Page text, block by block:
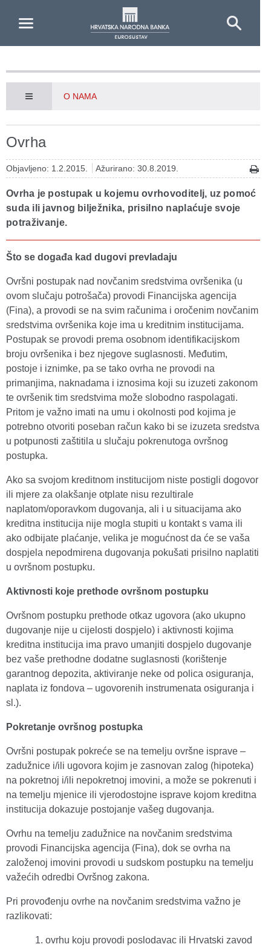
O NAMA
Ovrha
Objavljeno: 1.2.2015. Ažurirano: 30.8.2019.
Ovrha je postupak u kojemu ovrhovoditelj, uz pomoć
suda ili javnog bilježnika, prisilno naplaćuje svoje
potraživanje.
Što se događa kad dugovi prevladaju
Ovršni postupak nad novčanim sredstvima ovršenika (u
ovom slučaju potrošača) provodi Financijska agencija
(Fina), a provodi se na svim računima i oročenim novčanim
sredstvima ovršenika koje ima u kreditnim institucijama.
Postupak se provodi prema osobnom identifikacijskom
broju ovršenika i bez njegove suglasnosti. Međutim,
postoje i iznimke, pa se tako ovrha ne provodi na
primanjima, naknadama i iznosima koji su izuzeti zakonom
te ovršenik tim sredstvima može slobodno raspolagati.
Pritom je važno imati na umu i okolnosti pod kojima je
potrebno otvoriti poseban račun kako bi se izuzeta sredstva
u potpunosti zaštitila u slučaju pokrenutoga ovršnog
postupka.
Ako sa svojom kreditnom institucijom niste postigli dogovor
ili mjere za olakšanje otplate nisu rezultirale
naplatom/oporavkom dugovanja, ali i u situacijama ako
kreditna institucija nije mogla stupiti u kontakt s vama ili
ako odbijate plaćanje, velika je mogućnost da će se vaša
dospjela nepodmirena dugovanja pokušati prisilno naplatiti
u ovršnom postupku.
Aktivnosti koje prethode ovršnom postupku
Ovršnom postupku prethode otkaz ugovora (ako ukupno
dugovanje nije u cijelosti dospjelo) i aktivnosti kojima
kreditna institucija ima pravo umanjiti dospjelo dugovanje
bez vaše prethodne dodatne suglasnosti (korištenje
garantnog depozita, aktiviranje neke od polica osiguranja,
naplata iz fondova – ugovorenih instrumenata osiguranja i
sl.).
Pokretanje ovršnog postupka
Ovršni postupak pokreće se na temelju ovršne isprave –
zadužnice i/ili ugovora kojim je zasnovan zalog (hipoteka)
na pokretnoj i/ili nepokretnoj imovini, a može se pokrenuti i
na temelju mjenice ili vjerodostojne isprave kojom kreditna
institucija dokazuje postojanje vašeg dugovanja.
Ovrhu na temelju zadužnice na novčanim sredstvima
provodi Financijska agencija (Fina), dok se ovrha na
založenoj imovini provodi u sudskom postupku na temelju
važećih odredbi Ovršnog zakona.
Pri provođenju ovrhe na novčanim sredstvima važno je
razlikovati:
ovrhu koju provodi poslodavac ili Hrvatski zavod